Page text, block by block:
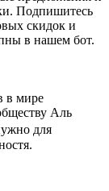
Подпишитесь
скидок и
в нашем бот.
в мире
Аль
для